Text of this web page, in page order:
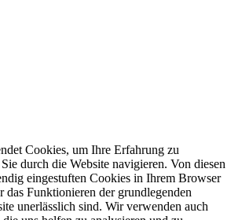
Cookies, um Ihre Erfahrung zu
durch die Website navigieren. Von diesen
eingestuften Cookies in Ihrem Browser
das Funktionieren der grundlegenden
unerlässlich sind. Wir verwenden auch